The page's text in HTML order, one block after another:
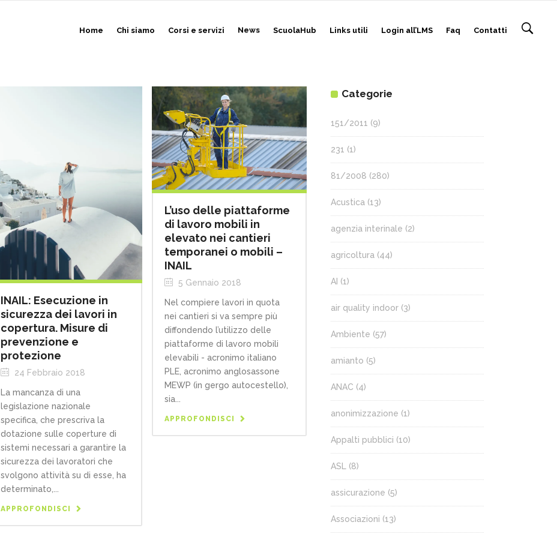
Home Chi siamo Corsi e servizi News ScuolaHub Links utili Login all’LMS Faq Contatti
INAIL: Esecuzione in
sicurezza dei lavori in
copertura. Misure di
prevenzione e
protezione
24 Febbraio 2018
La mancanza di una
legislazione nazionale
specifica, che prescriva la
dotazione sulle coperture di
sistemi necessari a garantire la
sicurezza dei lavoratori che
svolgono attività su di esse, ha
determinato,...
APPROFONDISCI
L’uso delle piattaforme
di lavoro mobili in
elevato nei cantieri
temporanei o mobili –
INAIL
5 Gennaio 2018
Nel compiere lavori in quota
nei cantieri si va sempre più
diffondendo l’utilizzo delle
piattaforme di lavoro mobili
elevabili - acronimo italiano
PLE, acronimo anglosassone
MEWP (in gergo autocestello),
sia...
APPROFONDISCI
Categorie
151/2011 (9)
231 (1)
81/2008 (280)
Acustica (13)
agenzia interinale (2)
agricoltura (44)
AI (1)
air quality indoor (3)
Ambiente (57)
amianto (5)
ANAC (4)
anonimizzazione (1)
Appalti pubblici (10)
ASL (8)
assicurazione (5)
Associazioni (13)